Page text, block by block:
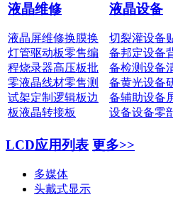
液晶维修
液晶屏维修换膜换
灯管驱动板零售编
程烧录器高压板批
零液晶线材零售测
试架定制 逻辑板边
板液晶转接板
液晶设备
切裂灌设备
备邦定设备
备检测设备
备黄光设备
备辅助设备
设备设备零
LCD应用列表 更多>>
多媒体
头戴式显示